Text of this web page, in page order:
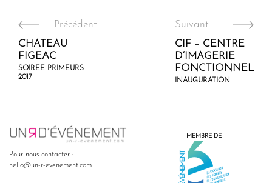
Précédent
CHATEAU
FIGEAC
SOIREE PRIMEURS
2017
Suivant
CIF – CENTRE
D’IMAGERIE
FONCTIONNEL
INAUGURATION
Pour nous contacter :
hello@un-r-evenement.com
MEMBRE DE